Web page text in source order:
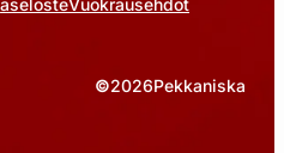
©2026Pekkaniska